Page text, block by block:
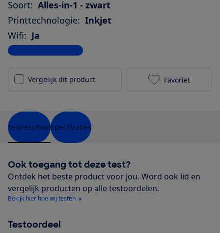
Soort: Alles-in-1 - zwart
Printtechnologie: Inkjet
Wifi: Ja
Bekijk alle specificaties
Vergelijk dit product Canon
Favoriet
TestresultaatSpecificaties
Ook toegang tot deze test?
Ontdek het beste product voor jou. Word ook lid en
vergelijk producten op alle testoordelen.
Bekijk hier hoe wij testen
Testoordeel